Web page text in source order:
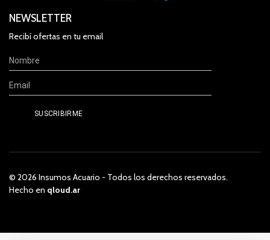
NEWSLETTER
Recibí ofertas en tu email
© 2026 Insumos Acuario - Todos los derechos reservados.
Hecho en qloud.ar